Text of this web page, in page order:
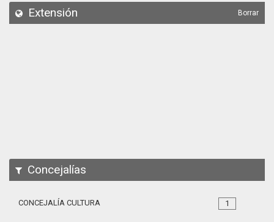
API
Extensión Borrar
Concejalías
1
CONCEJALÍA CULTURA